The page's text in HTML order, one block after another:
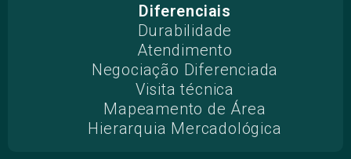
Diferenciais
Durabilidade
Atendimento
Negociação Diferenciada
Visita técnica
Mapeamento de Área
Hierarquia Mercadológica